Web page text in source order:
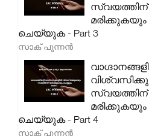
സ്വയത്തിന്
മരിക്കുകയും
ചെയ്യുക - Part 3
സാക് പുന്നൻ
സ്വയത്തിന്
മരിക്കുകയും
ചെയ്യുക - Part 4
സാക് പുന്നൻ